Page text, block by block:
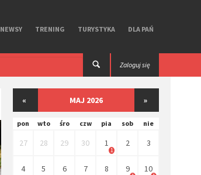
NEWSY TRENING TURYSTYKA DLA PAŃ
Premierowy, symbiotyczny zestaw R
Ekoi.
Zaloguj się
« MAJ 2026 »
pon wto śro czw pia sob nie
27 28 29 30 1
1
2 3
4 5 6 7 8 9 10